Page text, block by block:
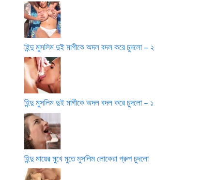
হিন্দু মুসলিম দুই মাগীকে অদল বদল করে চুদলো – ২
হিন্দু মুসলিম দুই মাগীকে অদল বদল করে চুদলো – ১
হিন্দু মায়ের মুখে মুতে মুসলিম লোকেরা গ্রুপ চুদলো